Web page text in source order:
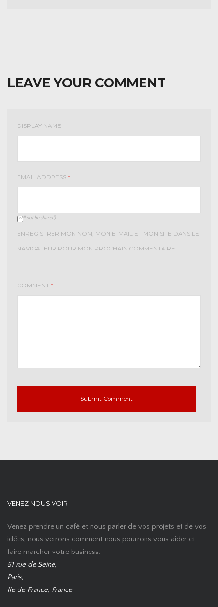
LEAVE YOUR COMMENT
DISPLAY NAME *
EMAIL ADDRESS *
(will not be shared)
ENREGISTRER MON NOM, MON E-MAIL ET MON SITE DANS LE
NAVIGATEUR POUR MON PROCHAIN COMMENTAIRE.
COMMENT *
VENEZ NOUS VOIR
Venez prendre un café et nous parler de vos projets et de vos
idées, nous verrons comment nous pourrons vous aider et
faire marcher votre business.
51 rue de Seine,
Paris,
Ile de France, France